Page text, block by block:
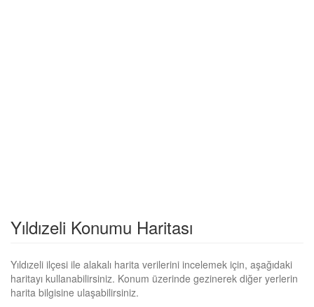
Yıldızeli Konumu Haritası
Yıldızeli ilçesi ile alakalı harita verilerini incelemek için, aşağıdaki
haritayı kullanabilirsiniz. Konum üzerinde gezinerek diğer yerlerin
harita bilgisine ulaşabilirsiniz.